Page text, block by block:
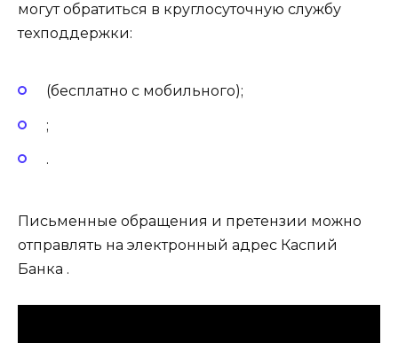
могут обратиться в круглосуточную службу
техподдержки:
(бесплатно с мобильного);
;
.
Письменные обращения и претензии можно
отправлять на электронный адрес Каспий
Банка .